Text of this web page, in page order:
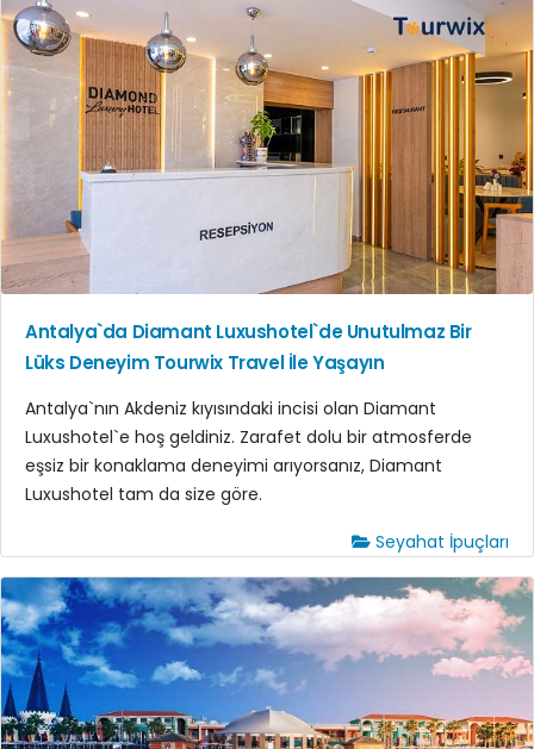
Antalya`da Diamant Luxushotel`de Unutulmaz Bir
Lüks Deneyim Tourwix Travel İle Yaşayın
Antalya`nın Akdeniz kıyısındaki incisi olan Diamant
Luxushotel`e hoş geldiniz. Zarafet dolu bir atmosferde
eşsiz bir konaklama deneyimi arıyorsanız, Diamant
Luxushotel tam da size göre.
Seyahat İpuçları